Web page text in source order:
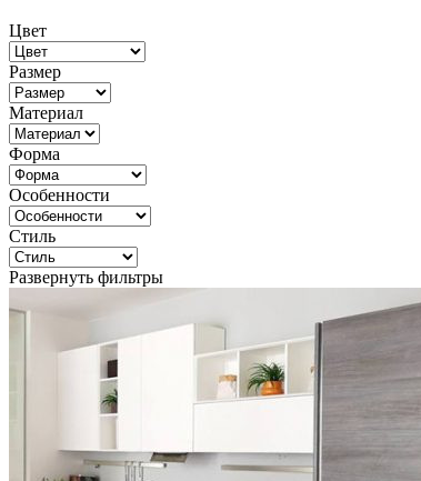
Цвет
Размер
Материал
Форма
Особенности
Стиль
Развернуть фильтры